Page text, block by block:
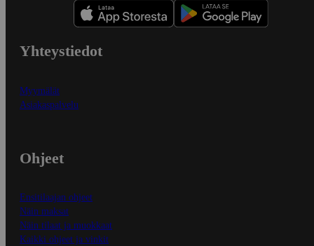
Yhteystiedot
Myymälät
Asiakaspalvelu
Ohjeet
Ensitilaajan ohjeet
Näin maksat
Näin tilaat ja muokkaat
Kaikki ohjeet ja vinkit